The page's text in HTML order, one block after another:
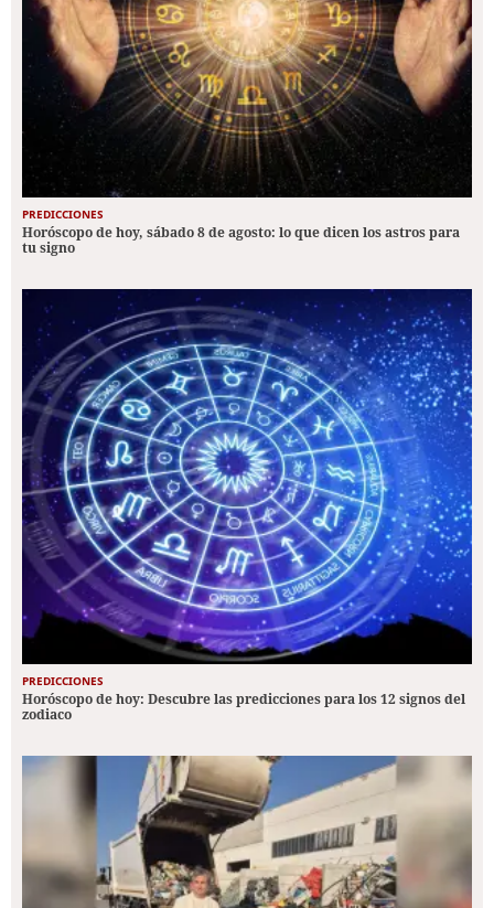
PREDICCIONES
Horóscopo de hoy, sábado 8 de agosto: lo que dicen los astros para
tu signo
PREDICCIONES
Horóscopo de hoy: Descubre las predicciones para los 12 signos del
zodiaco